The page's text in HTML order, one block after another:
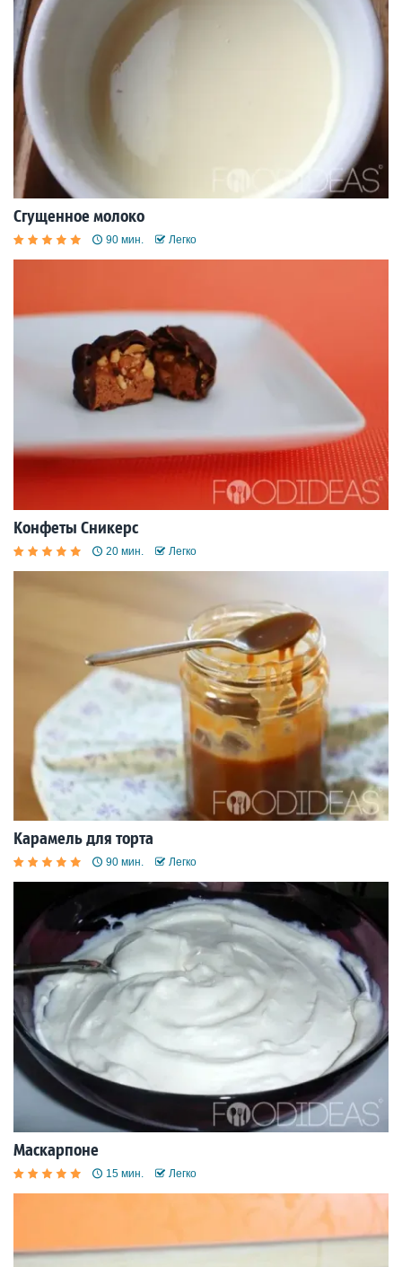
Сгущенное молоко
90 мин. Легко
Конфеты Сникерс
20 мин. Легко
Карамель для торта
90 мин. Легко
Маскарпоне
15 мин. Легко